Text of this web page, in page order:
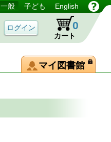
一般 子ども English
カート
0
マイ図書館